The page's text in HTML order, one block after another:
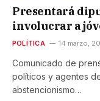
Presentará
involucrar a
POLÍTICA 14 marzo,
Comunicado de
políticos y agentes
abstencionismo…